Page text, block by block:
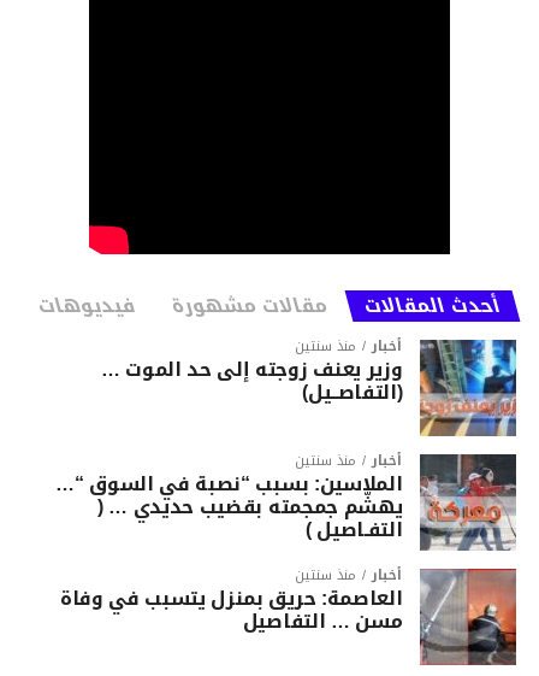
أحدث المقالات مقالات مشهورة فيديوهات
أخبار منذ سنتين
وزير يعنف زوجته إلى حد الموت …
(التفاصــيل)
أخبار منذ سنتين
الملاسين: بسبب “نصبة في السوق “…
يهشّم جمجمته بقضيب حديدي … (
التفـاصيل )
أخبار منذ سنتين
العاصمة: حريق بمنزل يتسبب في وفاة
مسن … التفاصيل